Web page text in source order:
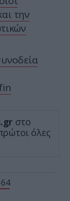
την
στο
όλες